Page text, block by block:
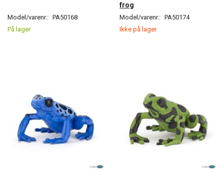
Model/varenr.: PA50168
På lager
frog
Model/varenr.: PA50174
Ikke på lager